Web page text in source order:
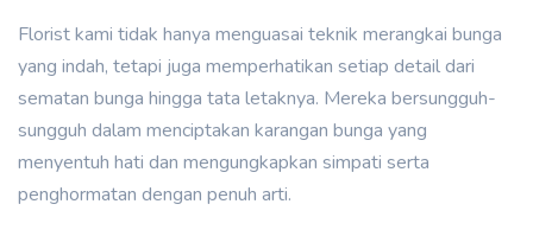
Florist kami tidak hanya menguasai teknik merangkai bunga
yang indah, tetapi juga memperhatikan setiap detail dari
sematan bunga hingga tata letaknya. Mereka bersungguh-
sungguh dalam menciptakan karangan bunga yang
menyentuh hati dan mengungkapkan simpati serta
penghormatan dengan penuh arti.